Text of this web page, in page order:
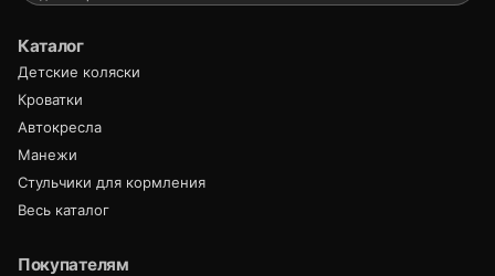
Каталог
Детские коляски
Кроватки
Автокресла
Манежи
Стульчики для кормления
Весь каталог
Покупателям